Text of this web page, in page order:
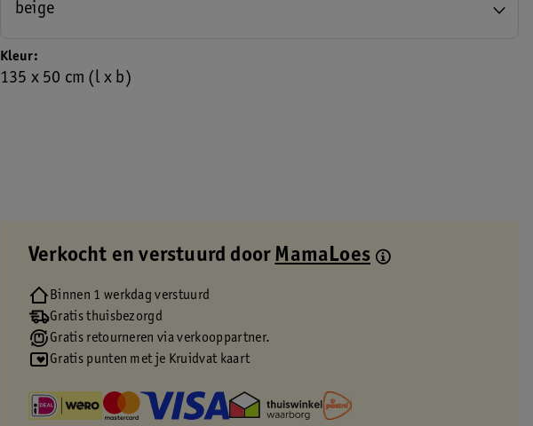
Kleur
135 x 50 cm (l x b)
beige
Verkocht en verstuurd door MamaLoes
Binnen 1 werkdag verstuurd
Gratis thuisbezorgd
Gratis retourneren via verkooppartner.
Gratis punten met je Kruidvat kaart